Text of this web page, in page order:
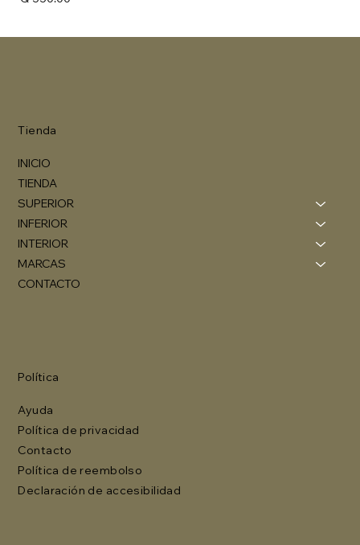
Tienda
INICIO
TIENDA
SUPERIOR
INFERIOR
INTERIOR
MARCAS
CONTACTO
Política
Ayuda
Política de privacidad
Contacto
Política de reembolso
Declaración de accesibilidad